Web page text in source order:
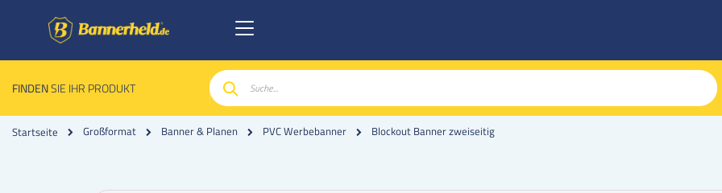
FINDENSIE IHR PRODUKT
Suche
Startseite Großformat Banner & Planen PVC Werbebanner Blockout Banner zweiseitig